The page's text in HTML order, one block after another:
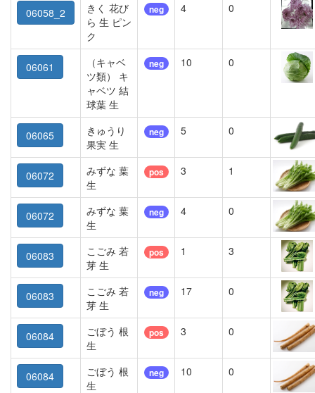
06058_2
きく 花び
ら 生 ピン
ク
neg 4 0
06061
（キャベ
ツ類） キ
ャベツ 結
球葉 生
neg 10 0
06065
きゅうり
果実 生
neg 5 0
06072
みずな 葉
生
pos 3 1
06072
みずな 葉
生
neg 4 0
06083
こごみ 若
芽 生
pos 1 3
06083
こごみ 若
芽 生
neg 17 0
06084
ごぼう 根
生
pos 3 0
06084
ごぼう 根
生
neg 10 0